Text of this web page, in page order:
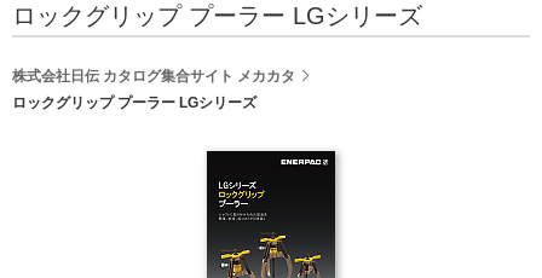
ロックグリップ プーラー LGシリーズ
株式会社日伝 カタログ集合サイト メカカタ
ロックグリップ プーラー LGシリーズ